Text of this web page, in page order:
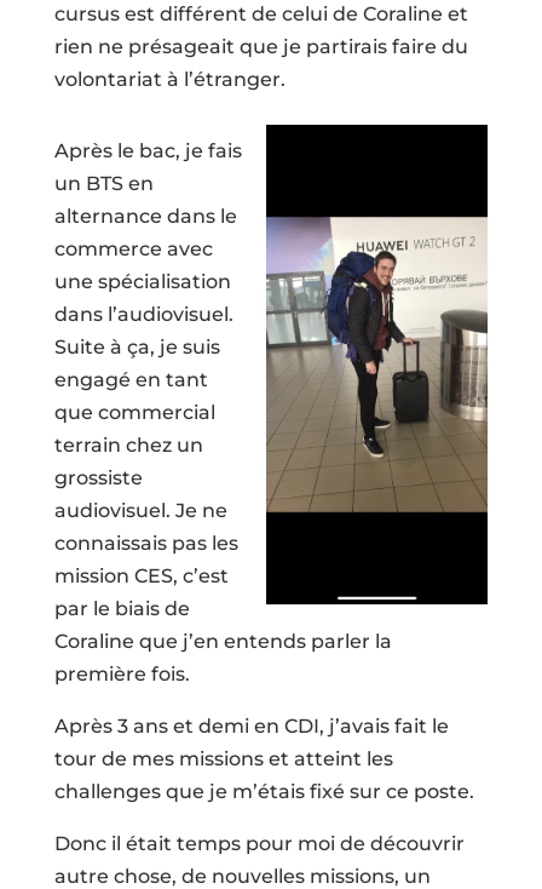
cursus est différent de celui de Coraline et
rien ne présageait que je partirais faire du
volontariat à l’étranger.
Après le bac, je fais
un BTS en
alternance dans le
commerce avec
une spécialisation
dans l’audiovisuel.
Suite à ça, je suis
engagé en tant
que commercial
terrain chez un
grossiste
audiovisuel. Je ne
connaissais pas les
mission CES, c’est
par le biais de
Coraline que j’en entends parler la
première fois.
Après 3 ans et demi en CDI, j’avais fait le
tour de mes missions et atteint les
challenges que je m’étais fixé sur ce poste.
Donc il était temps pour moi de découvrir
autre chose, de nouvelles missions, un